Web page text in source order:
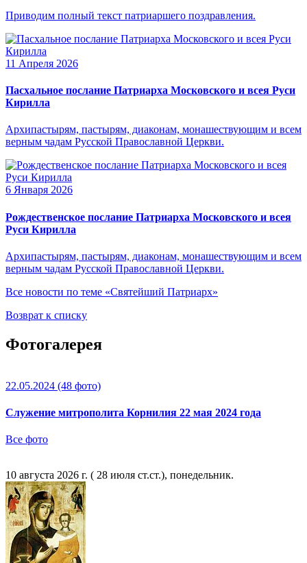
Приводим полный текст патриаршего поздравления.
11 Апреля 2026
Пасхальное послание Патриарха Московского и всея Руси
Кирилла
Архипастырям, пастырям, диаконам, монашествующим и всем
верным чадам Русской Православной Церкви.
6 Января 2026
Рождественское послание Патриарха Московского и всея
Руси Кирилла
Архипастырям, пастырям, диаконам, монашествующим и всем
верным чадам Русской Православной Церкви.
Все новости по теме «Святейший Патриарх»
Возврат к списку
Фотогалерея
22.05.2024 (48 фото)
Служение митрополита Корнилия 22 мая 2024 года
Все фото
10 августа 2026 г. ( 28 июля ст.ст.), понедельник.